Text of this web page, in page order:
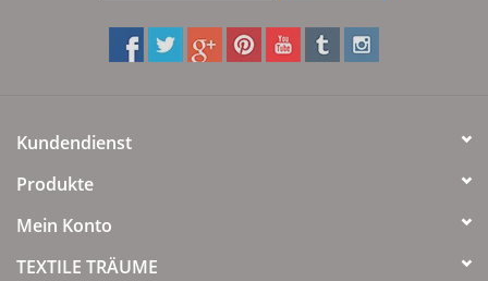
Kundendienst
Produkte
Mein Konto
TEXTILE TRÄUME